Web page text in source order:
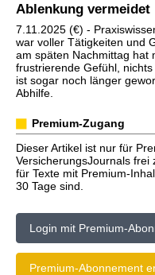
Ablenkung vermeidet
7.11.2025 (€) -
war voller Tätigkeiten und
am späten Nachmittag hat
frustrierende Gefühl,
ist sogar noch länger
Abhilfe.
Premium-Zugang
Dieser Artikel ist nur für
VersicherungsJournals frei
für Texte mit Premium-
30 Tage sind.
Login mit Premium-
Premium-Abonnement